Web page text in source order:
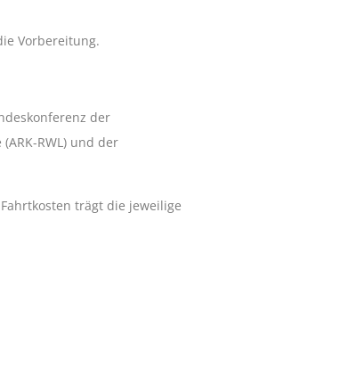
Vorbereitung.
der
RWL) und der
trägt die jeweilige